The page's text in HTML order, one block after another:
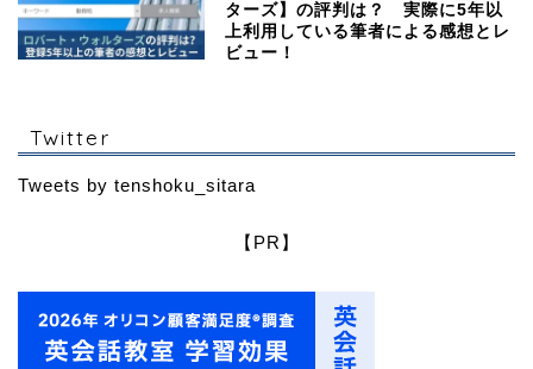
ターズ】の評判は？ 実際に5年以
上利用している筆者による感想とレ
ビュー！
Twitter
Tweets by tenshoku_sitara
【PR】